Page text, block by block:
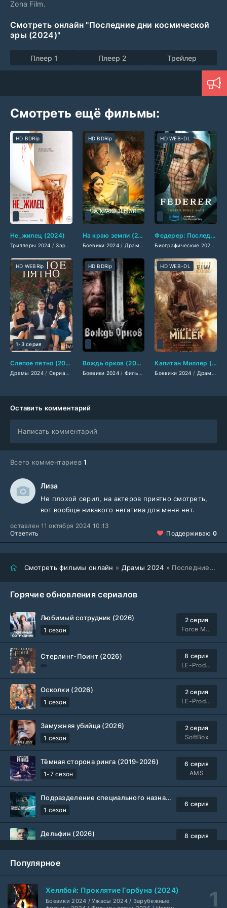
Zona Film.
Смотреть онлайн "Последние дни космической
эры (2024)"
Плеер 1 Плеер 2 Трейлер
Смотреть ещё фильмы:
Не_жилец (2024)
Триллеры 2024 /Зарубежные фильмы 2024 /Фильмы лета 2024 года/Новинки
HD BDRip
На краю земли (2024)
Боевики 2024 / Драмы 2024 /Зарубежные фильмы
HD BDRip
Федерер: Последние двенадцать дней (2024)
HD WEB-DL
Слепое пятно (2024)
Драмы 2024/ Сериалы 2024 /Турецкие сериалы Фильмы 2024/Фильмы
HD WEBRip
1-3 серия
Вождь орков (2024)
Боевики 2024 / Фильмы-приключения 2024 /
HD BDRip
Капитан Миллер (2024)
Боевики 2024 / Драмы 2024
HD WEB-DL
Оставить комментарий
Написать комментарий
Всего комментариев1
Лиза
Не плохой серил, на актеров приятно смотреть,
вот вообще никакого негатива для меня нет.
оставлен 11 октября 2024 10:13
Ответить
Поддерживаю 0
Смотреть фильмы онлайн » Драмы 2024 » Последние дни космической эры (2024)
Горячие обновления сериалов
Любимый сотрудник (2026)
1 сезон
2 серия
Force Media
Стерлинг-Поинт (2026)
8 серия
LE-Production
Осколки (2026)
1 сезон
2 серия
LE-Production
Замужняя убийца (2026)
1 сезон
2 серия
SoftBox
Тёмная сторона ринга (2019-2026)
1-7 сезон
6 серия
AMS
Подразделение специального назначения (2026)
1 сезон
6 серия
Дельфин (2026)
8 серия
Шугар (2026)
Популярное
Хеллбой: Проклятие Горбуна (2024)
Боевики 2024 / Ужасы 2024 / Зарубежные